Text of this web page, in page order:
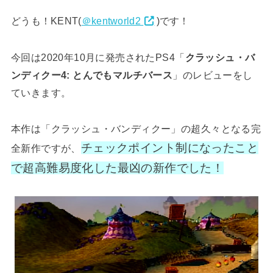
どうも！KENT(＠kentworld2 )です！
今回は2020年10月に発売されたPS4「クラッシュ・バ
ンディクー4: とんでもマルチバース 」のレビューをし
ていきます。
本作は「クラッシュ・バンディクー」の超久々となる完
全新作ですが、 チェックポイント制になったこと
で超高難易度化した最凶の新作でした！